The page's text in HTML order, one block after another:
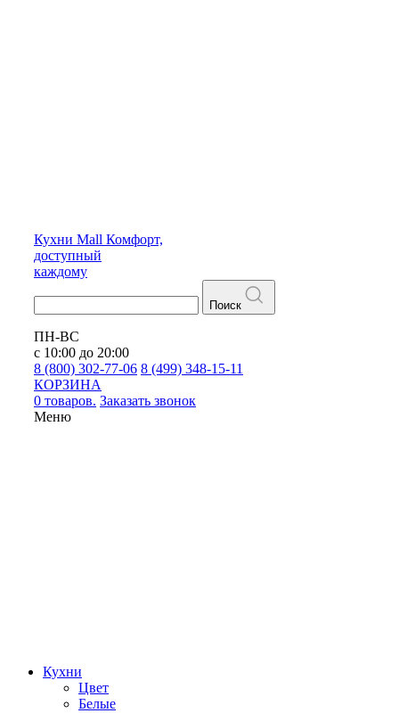
Кухни Mall Комфорт,
доступный
каждому
Поиск
ПН-ВС
с 10:00 до 20:00
8 (800) 302-77-06 8 (499) 348-15-11
КОРЗИНА
0 товаров. Заказать звонок
Меню
Кухни
Цвет
Белые